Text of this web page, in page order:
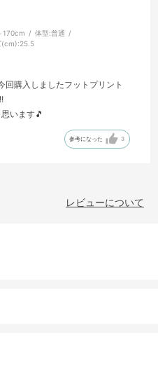
170cm 体型:普通
(cm):25.5
購入しましたフットプリント
います🎵
参考になった 3
レビューについて